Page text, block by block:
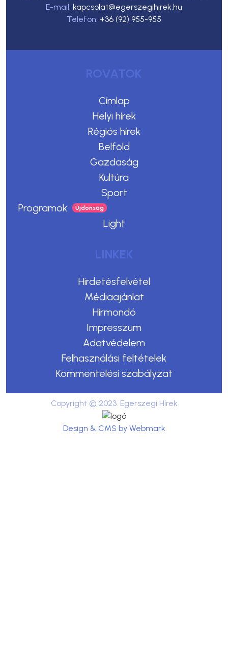
E-mail: kapcsolat@egerszegihirek.hu
Telefon: +36 (92) 955-955
ROVATOK
Címlap
Helyi hírek
Régiós hírek
Belföld
Gazdaság
Kultúra
Sport
Programok
Light
LINKEK
Hirdetésfelvétel
Médiaajánlat
Hírmondó
Impresszum
Adatvédelem
Felhasználási feltételek
Kommentelési szabályzat
Copyright © 2023. Egerszegi Hírek
Design & CMS by Webmark